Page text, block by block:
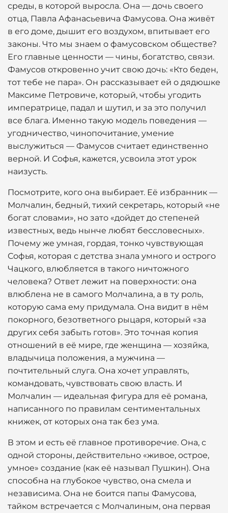
среды, в которой выросла. Она — дочь своего
отца, Павла Афанасьевича Фамусова. Она живёт
в его доме, дышит его воздухом, впитывает его
законы. Что мы знаем о фамусовском обществе?
Его главные ценности — чины, богатство, связи.
Фамусов откровенно учит свою дочь: «Кто беден,
тот тебе не пара». Он рассказывает ей о дядюшке
Максиме Петровиче, который, чтобы угодить
императрице, падал и шутил, и за это получил
все блага. Именно такую модель поведения —
угодничество, чинопочитание, умение
выслужиться — Фамусов считает единственно
верной. И Софья, кажется, усвоила этот урок
наизусть.
Посмотрите, кого она выбирает. Её избранник —
Молчалин, бедный, тихий секретарь, который «не
богат словами», но зато «дойдет до степеней
известных, ведь нынче любят бессловесных».
Почему же умная, гордая, тонко чувствующая
Софья, которая с детства знала умного и острого
Чацкого, влюбляется в такого ничтожного
человека? Ответ лежит на поверхности: она
влюблена не в самого Молчалина, а в ту роль,
которую сама ему придумала. Она видит в нём
покорного, безответного рыцаря, который «за
других себя забыть готов». Это точная копия
отношений в её мире, где женщина — хозяйка,
владычица положения, а мужчина —
почтительный слуга. Она хочет управлять,
командовать, чувствовать свою власть. И
Молчалин — идеальная фигура для её романа,
написанного по правилам сентиментальных
книжек, от которых она так без ума.
В этом и есть её главное противоречие. Она, с
одной стороны, действительно «живое, острое,
умное» создание (как её называл Пушкин). Она
способна на глубокое чувство, она смела и
независима. Она не боится папы Фамусова,
тайком встречается с Молчалиным, она первая